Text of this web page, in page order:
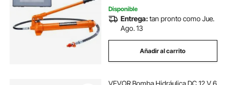
Disponible
Entrega:tan pronto como Jue.
Ago. 13
Añadir al carrito
VEVOR Bomba Hidráulica DC 12 V 6